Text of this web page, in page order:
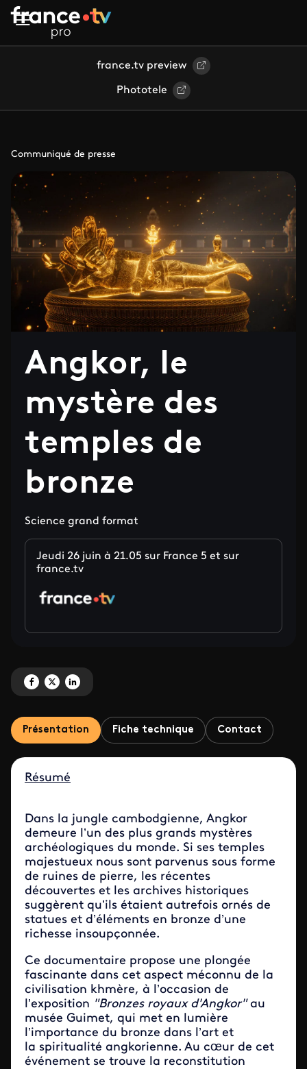
Aller au contenu principal
france.tv preview
Phototele
Communiqué de presse
Angkor, le
mystère des
temples de
bronze
Science grand format
Jeudi 26 juin à 21.05 sur France 5 et sur
france.tv
Partagez 'Angkor, le mystère des temples de bronze' sur Facebook
Partagez 'Angkor, le mystère des temples de bronze' sur X
Partagez 'Angkor, le mystère des temples de bronze' sur LinkedIn
Présentation Fiche technique Contact
Résumé
Dans la jungle cambodgienne, Angkor
demeure l’un des plus grands mystères
archéologiques du monde. Si ses temples
majestueux nous sont parvenus sous forme
de ruines de pierre, les récentes
découvertes et les archives historiques
suggèrent qu’ils étaient autrefois ornés de
statues et d’éléments en bronze d’une
richesse insoupçonnée.
Ce documentaire propose une plongée
fascinante dans cet aspect méconnu de la
civilisation khmère, à l’occasion de
l’exposition "Bronzes royaux d'Angkor"au
musée Guimet, qui met en lumière
l’importance du bronze dans l’art et
la spiritualité angkorienne. Au cœur de cet
événement se trouve la reconstitution